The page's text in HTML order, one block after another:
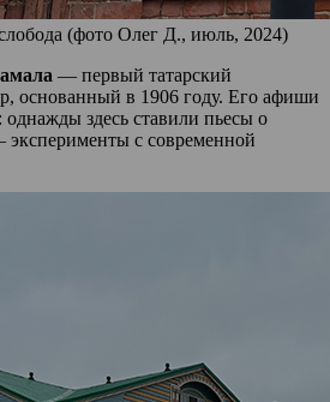
(фото Олег Д., июль, 2024)
— первый татарский
основанный в 1906 году. Его афиши
здесь ставили пьесы о
с современной